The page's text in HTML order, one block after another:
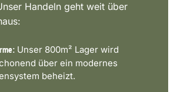
Handeln geht weit über
Unser 800m² Lager wird
über ein modernes
beheizt.